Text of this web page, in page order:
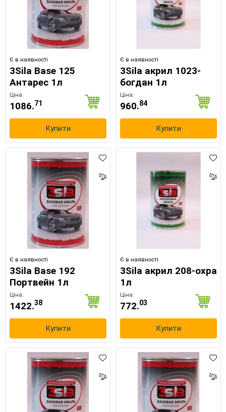
Оберіть мову магазину
RU
Є в наявності
3Sila Base 125
Антарес 1л
Ціна:
1086.71
Купити
Є в наявності
3Sila акрил 1023-
богдан 1л
Ціна:
960.84
Купити
Є в наявності
3Sila Base 192
Портвейн 1л
Ціна:
1422.38
Купити
Є в наявності
3Sila акрил 208-охра
1л
Ціна:
772.03
Купити